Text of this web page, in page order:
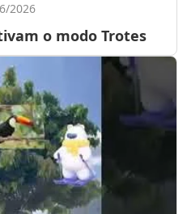
2026
o modo Trotes